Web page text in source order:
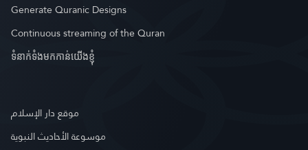
Generate Quranic Designs
Continuous streaming of the Quran
ទំនាក់ទំងមកកាន់យើងខ្ញុំ
موقع دار الإسلام
موسوعة الأحاديث النبوية